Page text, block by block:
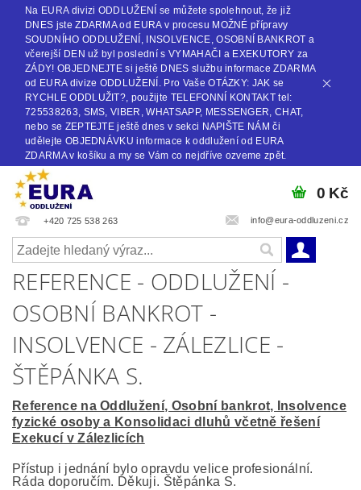
Na EURA divizi ODDLUŽENÍ se můžete spolehnout, že již
DNES jste ZDARMA od EURA v procesu MOŽNÉ přípravy
SOUDNÍHO ODDLUŽENÍ, INSOLVENCE, OSOBNÍ BANKROT a
včerejší DEN už byl poslední s VYMAHAČI a EXEKUTORY za
ZÁDY! OBJEDNEJTE si ještě DNES službu informace ZDARMA
od EURA divize ODDLUŽENÍ. Pro Vaše OTÁZKY: JAK se
RYCHLE ODDLUŽIT?, použijte TELEFONNÍ KONTAKT tel:
725538263, SMS, VIBER, WHATSAPP, MESSENGER, CHAT,
nebo se ZEPTEJTE ještě dnes v sekci NAPIŠTE NÁM či
udělejte OBJEDNÁVKU informace k oddlužení od EURA
ZDARMA v košíku a my se Vám co nejdříve ozveme zpět.
+420 725 538 263 info@eura-oddluzeni.cz
0 Kč
REFERENCE - ODDLUŽENÍ -
OSOBNÍ BANKROT -
INSOLVENCE - ZÁLEZLICE -
ŠTĚPÁNKA S.
Reference na Oddlužení, Osobní bankrot, Insolvence
fyzické osoby a Konsolidaci dluhů včetně řešení
Exekucí v Zálezlicích
Přístup i jednání bylo opravdu velice profesionální.
Ráda doporučím. Děkuji. Štěpánka S.